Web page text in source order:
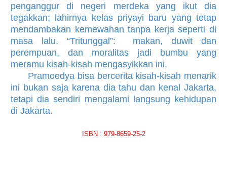
penganggur di negeri merdeka yang ikut dia
tegakkan; lahirnya kelas priyayi baru yang tetap
men­dambakan kemewahan tanpa kerja seperti di
masa lalu. “Tritunggal”: makan, duwit dan
perempuan, dan moralitas jadi bumbu yang
meramu kisah-kisah mengasyikkan ini.
Pramoedya bisa bercerita kisah-kisah menarik
ini bukan saja karena dia tahu dan kenal Jakarta,
tetapi dia sendiri mengalami langsung kehidupan
di Jakarta.
ISBN : 979-8659-25-2